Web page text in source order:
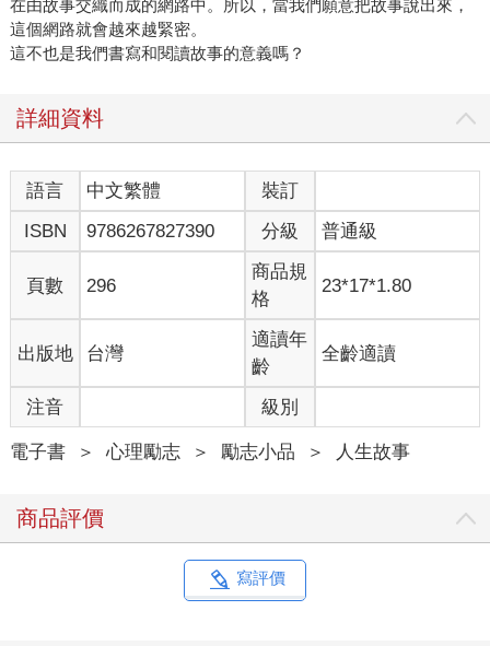
在由故事交織而成的網路中。所以，當我們願意把故事說出來，
這個網路就會越來越緊密。
這不也是我們書寫和閱讀故事的意義嗎？
詳細資料
語言 中文繁體
裝訂
ISBN
9786267827390 分級 普通級
頁數 296
商品規
格
23*17*1.80
出版地 台灣
適讀年
齡
全齡適讀
注音 級別
電子書 ＞ 心理勵志 ＞ 勵志小品 ＞ 人生故事
商品評價
寫評價